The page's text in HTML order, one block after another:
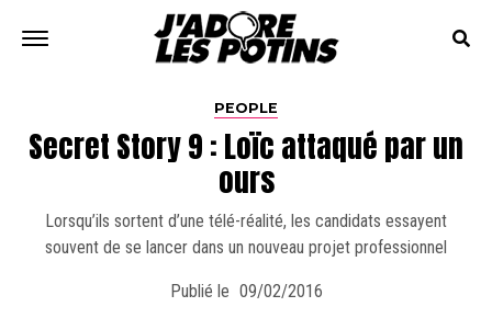
PEOPLE
Secret Story 9 : Loïc attaqué par un
ours
Lorsqu’ils sortent d’une télé-réalité, les candidats essayent
souvent de se lancer dans un nouveau projet professionnel
Publié le 09/02/2016